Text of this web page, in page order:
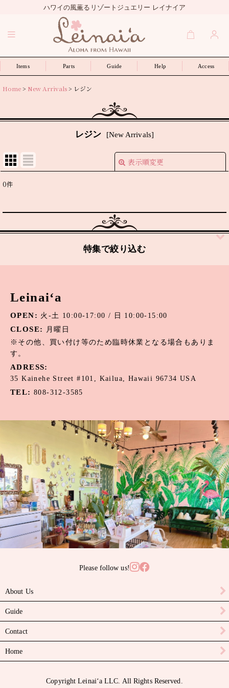
ハワイの風薫るリゾートジュエリー レイナイア
Items Parts Guide Help Access
Home> New Arrivals> レジン
レジン [New Arrivals]
表示順変更
表示数
絞り込む
0件
特集で絞り込む
アマゾナイト
アメジスト
オニキス
オパール
カルセドニー
サンゴ
サンライズシェル
スワロフスキークリスタル
ターコイズ
ハーキマーダイヤモンド
パール
ピカケビーズ
Leinai‘a
OPEN: 火-土 10:00-17:00 / 日 10:00-15:00
CLOSE:
月曜日
※その他、買い付け等のため臨時休業となる場合もありま
す。
ADRESS:
35 Kainehe Street #101, Kailua, Hawaii 96734 USA
TEL: 808-312-3585
Please follow us!
About Us
Guide
Contact
Home
Copyright Leinaiʻa LLC. All Rights Reserved.